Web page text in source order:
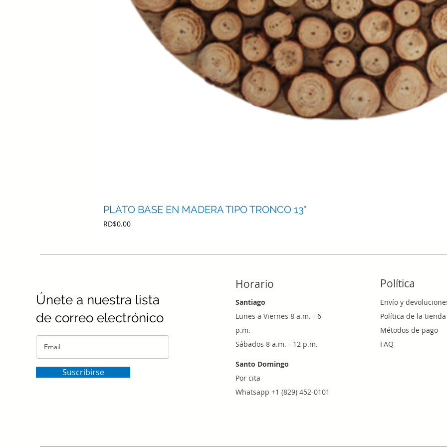
PLATO BASE EN MADERA TIPO TRONCO 13"
Precio
RD$0.00
Únete a nuestra lista
de correo electrónico
Suscribirse
Horario
Santiago
Lunes a Viernes 8 a.m. - 6
p.m.
Sábados 8 a.m. - 12 p.m.
Santo Domingo
Por cita
Whatsapp +1 (829) 452-0101
Política
Envío y
Política de la tienda
Métodos de pago
FAQ